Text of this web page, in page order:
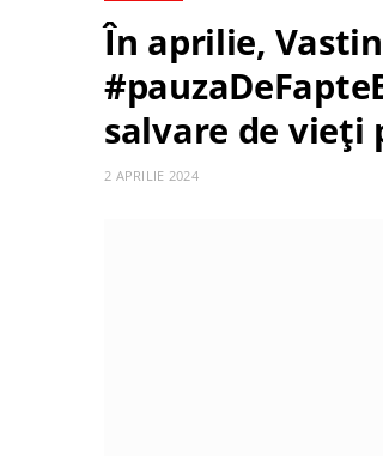
În aprilie,
salvare de vieți
2 APRILIE 2024